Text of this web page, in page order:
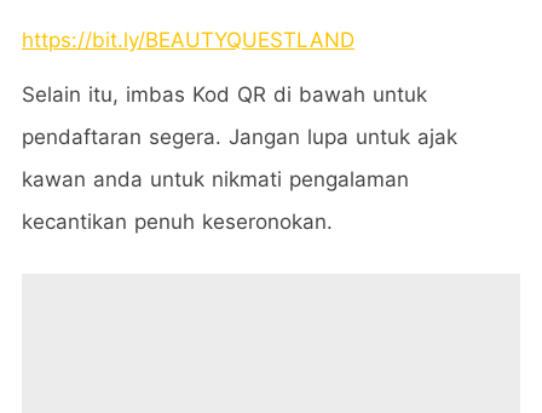
https://bit.ly/BEAUTYQUESTLAND
Selain itu, imbas Kod QR di bawah untuk
pendaftaran segera. Jangan lupa untuk ajak
kawan anda untuk nikmati pengalaman
kecantikan penuh keseronokan.